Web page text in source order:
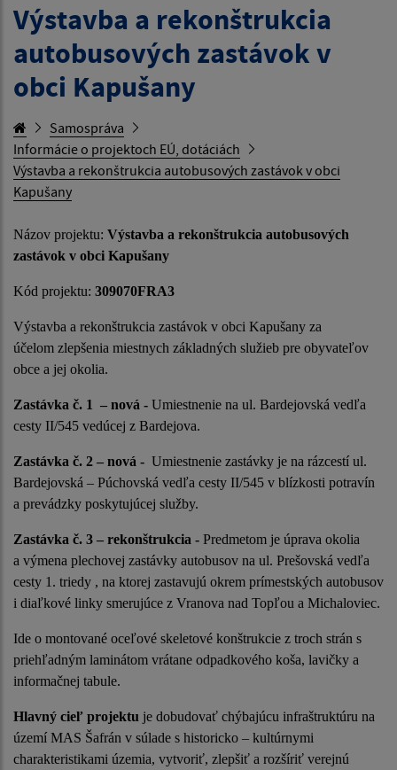
Výstavba a rekonštrukcia
autobusových zastávok v
obci Kapušany
Samospráva
Informácie o projektoch EÚ, dotáciách
Výstavba a rekonštrukcia autobusových zastávok v obci
Kapušany
Názov projektu: Výstavba a rekonštrukcia autobusových
zastávok v obci Kapušany
Kód projektu: 309070FRA3
Výstavba a rekonštrukcia zastávok v obci Kapušany za
účelom zlepšenia miestnych základných služieb pre obyvateľov
obce a jej okolia.
Zastávka č. 1 – nová - Umiestnenie na ul. Bardejovská vedľa
cesty II/545 vedúcej z Bardejova.
Zastávka č. 2 – nová - Umiestnenie zastávky je na rázcestí ul.
Bardejovská – Púchovská vedľa cesty II/545 v blízkosti potravín
a prevádzky poskytujúcej služby.
Zastávka č. 3 – rekonštrukcia - Predmetom je úprava okolia
a výmena plechovej zastávky autobusov na ul. Prešovská vedľa
cesty 1. triedy , na ktorej zastavujú okrem prímestských autobusov
i diaľkové linky smerujúce z Vranova nad Topľou a Michaloviec.
Ide o montované oceľové skeletové konštrukcie z troch strán s
priehľadným laminátom vrátane odpadkového koša, lavičky a
informačnej tabule.
Hlavný cieľ projektu je dobudovať chýbajúcu infraštruktúru na
území MAS Šafrán v súlade s historicko – kultúrnymi
charakteristikami územia, vytvoriť, zlepšiť a rozšíriť verejnú